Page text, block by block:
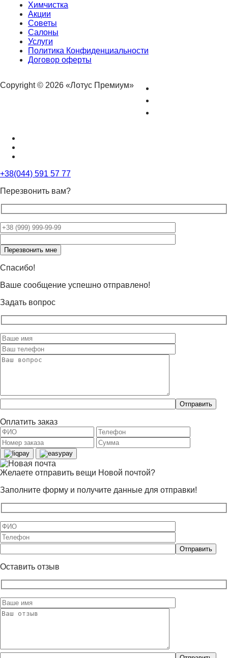
пустым.Химчистка
Акции
Советы
Салоны
Услуги
Политика Конфиденциальности
Договор оферты
Copyright © 2026 «Лотус Премиум»
+38(044) 591 57 77
Перезвонить вам?
это
поле
пустым.
Спасибо!
Ваше сообщение успешно отправлено!
Задать вопрос
это
поле
пустым.
Оплатить заказ
Желаете отправить вещи Новой почтой?
Заполните форму и получите данные для отправки!
это
поле
Оставить отзыв